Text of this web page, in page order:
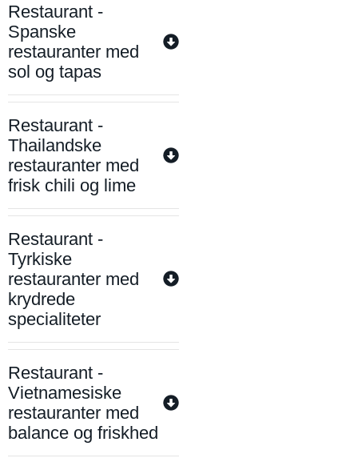
Restaurant -
Spanske
restauranter med
sol og tapas
Restaurant -
Thailandske
restauranter med
frisk chili og lime
Restaurant -
Tyrkiske
restauranter med
krydrede
specialiteter
Restaurant -
Vietnamesiske
restauranter med
balance og friskhed